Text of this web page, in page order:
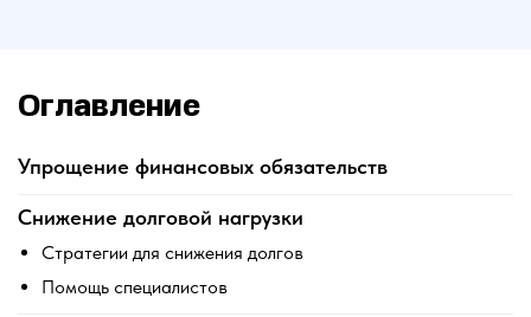
Оглавление
Упрощение финансовых обязательств
Снижение долговой нагрузки
Стратегии для снижения долгов
Помощь специалистов